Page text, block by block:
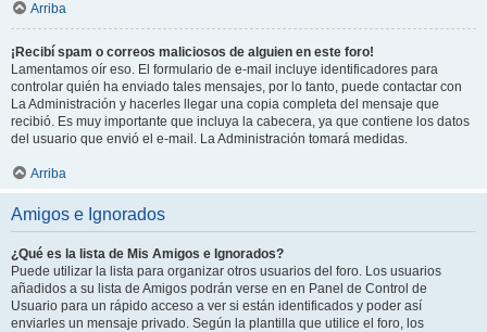
Arriba
¡Recibí spam o correos maliciosos de alguien en este foro!
Lamentamos oír eso. El formulario de e-mail incluye identificadores para
controlar quién ha enviado tales mensajes, por lo tanto, puede contactar con
La Administración y hacerles llegar una copia completa del mensaje que
recibió. Es muy importante que incluya la cabecera, ya que contiene los datos
del usuario que envió el e-mail. La Administración tomará medidas.
Arriba
Amigos e Ignorados
¿Qué es la lista de Mis Amigos e Ignorados?
Puede utilizar la lista para organizar otros usuarios del foro. Los usuarios
añadidos a su lista de Amigos podrán verse en en Panel de Control de
Usuario para un rápido acceso a ver si están identificados y poder así
enviarles un mensaje privado. Según la plantilla que utilice el foro, los